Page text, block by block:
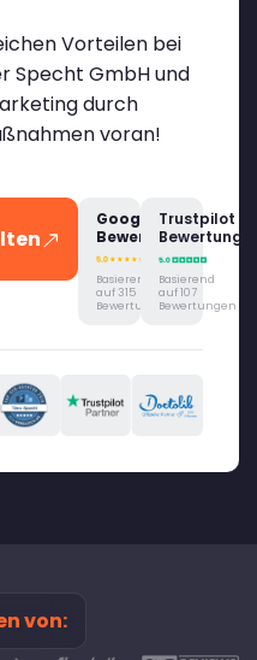
Vorteilen bei
Specht GmbH und
durch
voran!
Google
Bewertung
Basierend
auf 315
Bewertungen
Trustpilot
Bewertung
Basierend
auf 107
Bewertungen
von: